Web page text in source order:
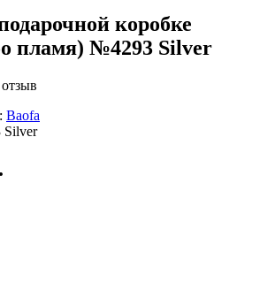
коробке
пламя) №4293 Silver
Baofa